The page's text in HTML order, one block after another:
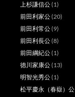
上杉謙信公(1)
前田利家公(20)
前田利常公(9)
前田利長公(8)
前田綱紀公(1)
徳川家康公(13)
明智光秀公(1)
松平慶永（春嶽）公